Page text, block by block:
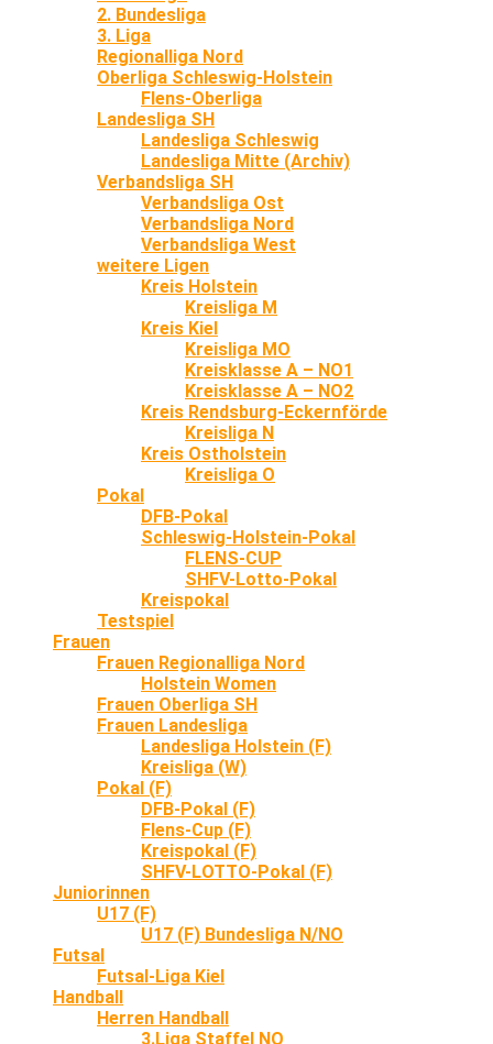
2. Bundesliga
3. Liga
Regionalliga Nord
Oberliga Schleswig-Holstein
Flens-Oberliga
Landesliga SH
Landesliga Schleswig
Landesliga Mitte (Archiv)
Verbandsliga SH
Verbandsliga Ost
Verbandsliga Nord
Verbandsliga West
weitere Ligen
Kreis Holstein
Kreisliga M
Kreis Kiel
Kreisliga MO
Kreisklasse A – NO1
Kreisklasse A – NO2
Kreis Rendsburg-Eckernförde
Kreisliga N
Kreis Ostholstein
Kreisliga O
Pokal
DFB-Pokal
Schleswig-Holstein-Pokal
FLENS-CUP
SHFV-Lotto-Pokal
Kreispokal
Testspiel
Frauen
Frauen Regionalliga Nord
Holstein Women
Frauen Oberliga SH
Frauen Landesliga
Landesliga Holstein (F)
Kreisliga (W)
Pokal (F)
DFB-Pokal (F)
Flens-Cup (F)
Kreispokal (F)
SHFV-LOTTO-Pokal (F)
Juniorinnen
U17 (F)
U17 (F) Bundesliga N/NO
Futsal
Futsal-Liga Kiel
Handball
Herren Handball
3.Liga Staffel NO